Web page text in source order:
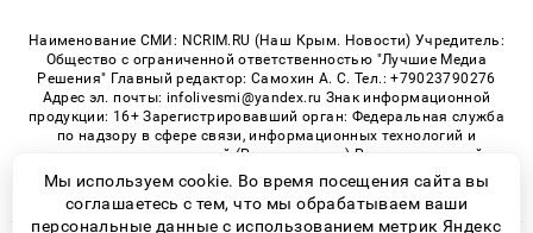
Наименование СМИ: NCRIM.RU (Наш Крым. Новости) Учредитель:
Общество с ограниченной ответственностью "Лучшие Медиа
Решения" Главный редактор: Самохин А. С. Тел.: +79023790276
Адрес эл. почты: infolivesmi@yandex.ru Знак информационной
продукции: 16+ Зарегистрировавший орган: Федеральная служба
по надзору в сфере связи, информационных технологий и
массовых коммуникаций (Роскомнадзор) Регистрационный
номер СМИ ЭЛ № ФС 77 - 81150 от 02.06.2021
Мы используем cookie. Во время посещения сайта вы
соглашаетесь с тем, что мы обрабатываем ваши
персональные данные с использованием метрик Яндекс